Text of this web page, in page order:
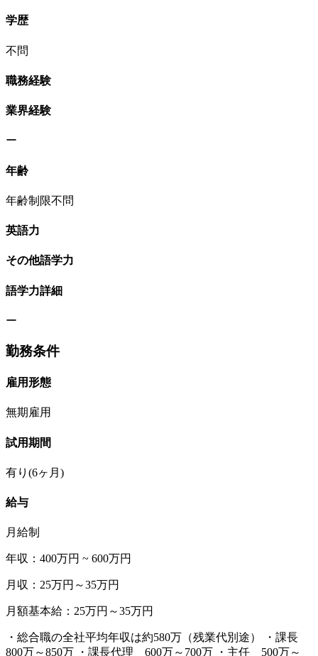
学歴
不問
職務経験
業界経験
ー
年齢
年齢制限不問
英語力
その他語学力
語学力詳細
ー
勤務条件
雇用形態
無期雇用
試用期間
有り(6ヶ月)
給与
月給制
年収：400万円 ~ 600万円
月収：25万円～35万円
月額基本給：25万円～35万円
・総合職の全社平均年収は約580万（残業代別途） ・課長
800万～850万 ・課長代理 600万～700万 ・主任 500万～